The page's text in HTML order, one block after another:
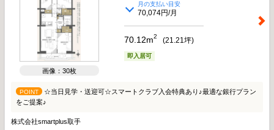
画像：30枚
月の支払い目安
70,074円/月
70.12m2 (21.21坪)
即入居可
POINT
☆当日見学・送迎可☆スマートクラブ入会特典あり♪最適な銀行プラン
をご提案♪
株式会社smartplus取手